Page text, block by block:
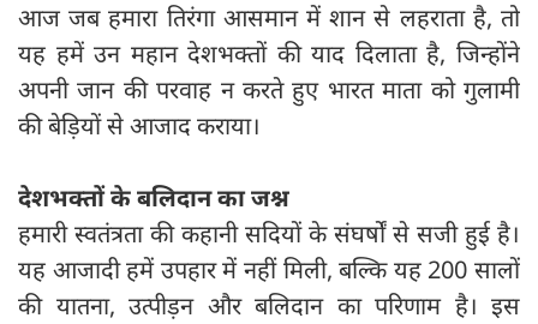
आज जब हमारा तिरंगा आसमान में शान से लहराता है, तो
यह हमें उन महान देशभक्तों की याद दिलाता है, जिन्होंने
अपनी जान की परवाह न करते हुए भारत माता को गुलामी
की बेड़ियों से आजाद कराया।
देशभक्तों के बलिदान का जश्न
हमारी स्वतंत्रता की कहानी सदियों के संघर्षों से सजी हुई है।
यह आजादी हमें उपहार में नहीं मिली, बल्कि यह 200 सालों
की यातना, उत्पीड़न और बलिदान का परिणाम है। इस